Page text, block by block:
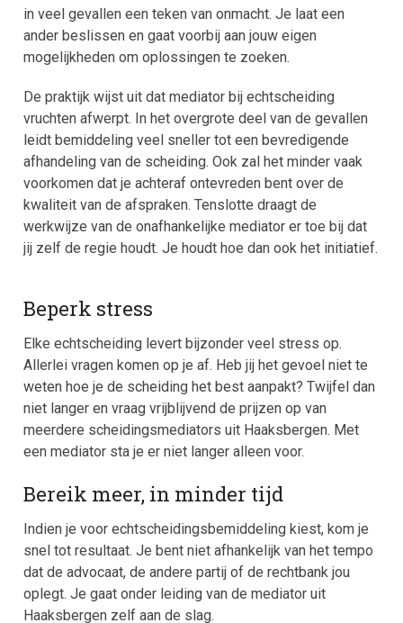
in veel gevallen een teken van onmacht. Je laat een
ander beslissen en gaat voorbij aan jouw eigen
mogelijkheden om oplossingen te zoeken.
De praktijk wijst uit dat mediator bij echtscheiding
vruchten afwerpt. In het overgrote deel van de gevallen
leidt bemiddeling veel sneller tot een bevredigende
afhandeling van de scheiding. Ook zal het minder vaak
voorkomen dat je achteraf ontevreden bent over de
kwaliteit van de afspraken. Tenslotte draagt de
werkwijze van de onafhankelijke mediator er toe bij dat
jij zelf de regie houdt. Je houdt hoe dan ook het initiatief.
Beperk stress
Elke echtscheiding levert bijzonder veel stress op.
Allerlei vragen komen op je af. Heb jij het gevoel niet te
weten hoe je de scheiding het best aanpakt? Twijfel dan
niet langer en vraag vrijblijvend de prijzen op van
meerdere scheidingsmediators uit Haaksbergen. Met
een mediator sta je er niet langer alleen voor.
Bereik meer, in minder tijd
Indien je voor echtscheidingsbemiddeling kiest, kom je
snel tot resultaat. Je bent niet afhankelijk van het tempo
dat de advocaat, de andere partij of de rechtbank jou
oplegt. Je gaat onder leiding van de mediator uit
Haaksbergen zelf aan de slag.